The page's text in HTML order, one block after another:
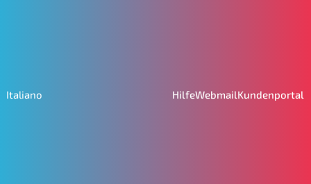
Italiano HilfeWebmailKundenportal